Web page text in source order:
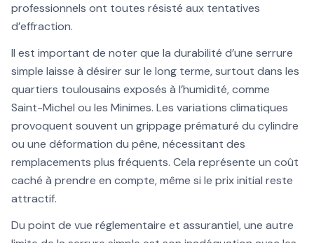
professionnels ont toutes résisté aux tentatives
d’effraction.
Il est important de noter que la durabilité d’une serrure
simple laisse à désirer sur le long terme, surtout dans les
quartiers toulousains exposés à l’humidité, comme
Saint-Michel ou les Minimes. Les variations climatiques
provoquent souvent un grippage prématuré du cylindre
ou une déformation du pêne, nécessitant des
remplacements plus fréquents. Cela représente un coût
caché à prendre en compte, même si le prix initial reste
attractif.
Du point de vue réglementaire et assurantiel, une autre